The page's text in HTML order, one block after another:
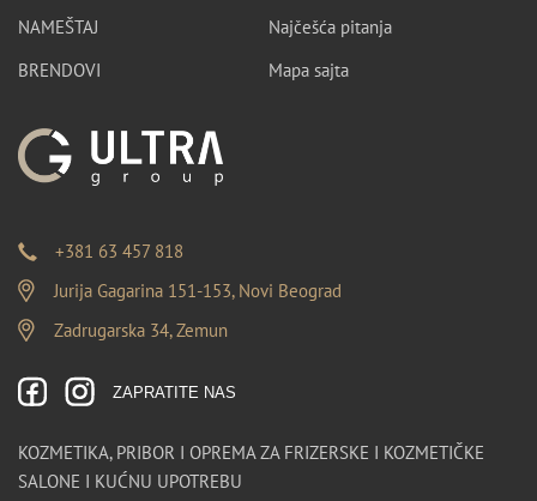
NAMEŠTAJ
BRENDOVI
Najčešća pitanja
Mapa sajta
+381 63 457 818
Jurija Gagarina 151-153, Novi Beograd
Zadrugarska 34, Zemun
ZAPRATITE NAS
KOZMETIKA, PRIBOR I OPREMA ZA FRIZERSKE I KOZMETIČKE
SALONE I KUĆNU UPOTREBU